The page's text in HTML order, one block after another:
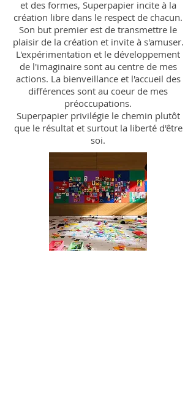
et des formes, Superpapier incite à la
création libre dans le respect de chacun.
Son but premier est de transmettre le
plaisir de la création et invite à s'amuser.
L'expérimentation et le développement
de l'imaginaire sont au centre de mes
actions. La bienveillance et l'accueil des
différences sont au coeur de mes
préoccupations.
Superpapier privilégie le chemin plutôt
que le résultat et surtout la liberté d'être
soi.